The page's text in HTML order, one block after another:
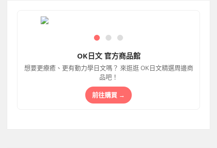
OK日文 官方商品館
想要更療癒、更有動力學日文嗎？ 來逛逛 OK日文精選周邊商
品吧！
前往購買 →